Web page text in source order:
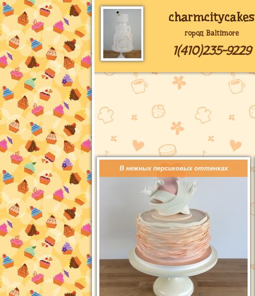
charmcitycakes
город Baltimore
1(410)235-9229
В нежных персиковых оттенках